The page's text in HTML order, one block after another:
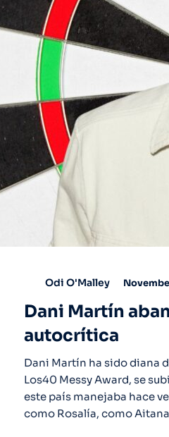
Odi O'Malley
Dani Martín
autocrítica
Dani Martín ha sido diana
Los40 Messy Award, se
este país manejaba hace
como Rosalía, como